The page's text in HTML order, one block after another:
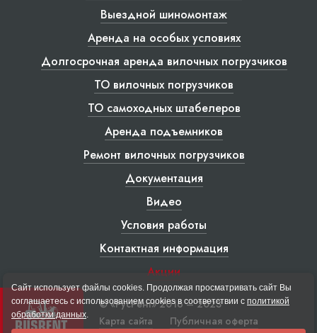
Выездной шиномонтаж
Аренда на особых условиях
Долгосрочная аренда вилочных погрузчиков
ТО вилочных погрузчиков
ТО самоходных штабелеров
Аренда подъемников
Ремонт вилочных погрузчиков
Документация
Видео
Условия работы
Контактная информация
Акции
© «РусРент» 2016 – 2023
Карта сайта
Публичная оферта
Сайт использует файлы cookies. Продолжая просматривать сайт Вы
соглашаетесь с использованием cookies в соответствии с политикой
обработки данных.